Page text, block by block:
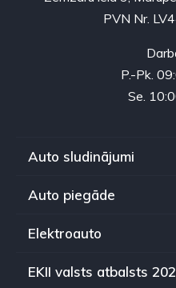
PVN Nr.
P.-Pk.
Se.
Auto sludinājumi
Auto piegāde
Elektroauto
EKII valsts atbalsts